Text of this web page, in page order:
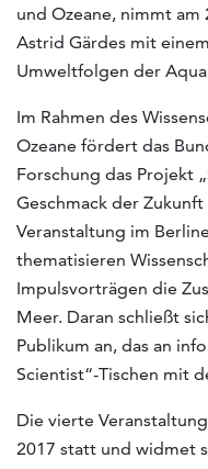
und Ozeane, nimmt
Astrid Gärdes mit
Umweltfolgen der
Im Rahmen des
Ozeane fördert das
Forschung das Projekt
Geschmack der
Veranstaltung im
thematisieren
Impulsvorträgen die
Meer. Daran schließt
Publikum an, das an
Scientist“-Tischen mit
Die vierte
2017 statt und widmet